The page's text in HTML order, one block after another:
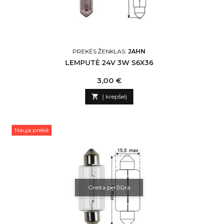
PREKĖS ŽENKLAS: JAHN
LEMPUTĖ 24V 3W S6X36
Kaina
3,00 €
 Į krepšelį
Nauja prekė
Greita peržiūra